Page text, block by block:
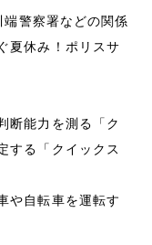
警察署などの関係
夏休み！ポリスサ
断能力を測る「ク
する「クイックス
や自転車を運転す